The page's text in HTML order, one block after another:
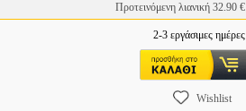
Προτεινόμενη λιανική 32.90 €
2-3 εργάσιμες ημέρες
Wishlist